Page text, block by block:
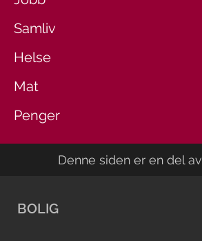
Samliv
Helse
Mat
Penger
Denne siden er en del av
BOLIG